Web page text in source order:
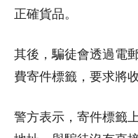
正確貨品。
其後，騙徒會透過電
費寄件標籤，要求將
警方表示，寄件標籤